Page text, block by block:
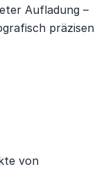
Aufladung –
präzisen
von